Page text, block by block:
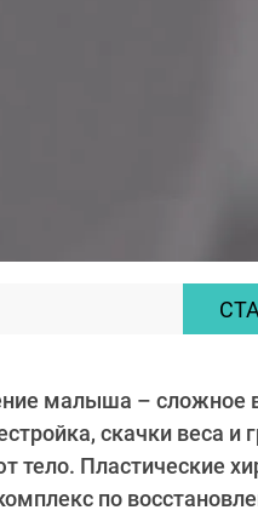
малыша – сложное
скачки веса и
тело. Пластические
по